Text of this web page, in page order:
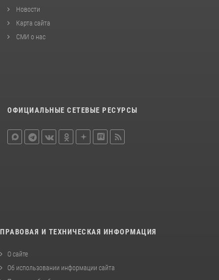
Новости
Карта сайта
СМИ о нас
ОФИЦИАЛЬНЫЕ СЕТЕВЫЕ РЕСУРСЫ
ПРАВОВАЯ И ТЕХНИЧЕСКАЯ ИНФОРМАЦИЯ
О сайте
Об использовании информации сайта